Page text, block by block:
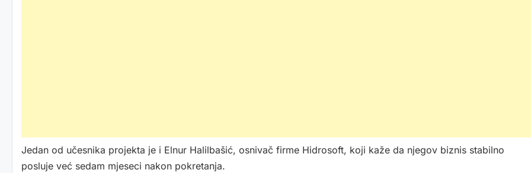
Jedan od učesnika projekta je i Elnur Halilbašić, osnivač firme Hidrosoft, koji kaže da njegov biznis stabilno
posluje već sedam mjeseci nakon pokretanja.